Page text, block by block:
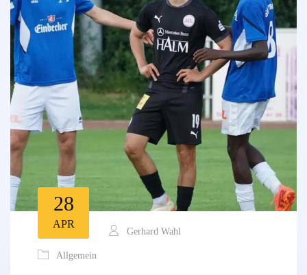
28
APR
Gerhard Wahl
Allgemein